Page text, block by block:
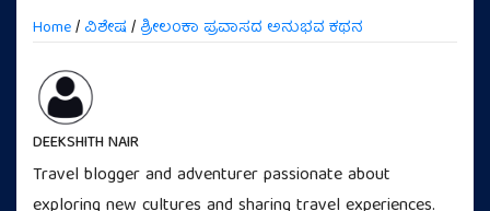
Home/ ವಿಶೇಷ/ ಶ್ರೀಲಂಕಾ ಪ್ರವಾಸದ ಅನುಭವ ಕಥನ
DEEKSHITH NAIR
Travel blogger and adventurer passionate about